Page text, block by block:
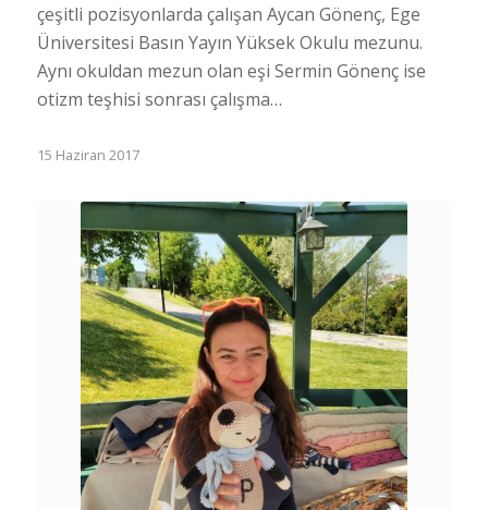
çeşitli pozisyonlarda çalışan Aycan Gönenç, Ege
Üniversitesi Basın Yayın Yüksek Okulu mezunu.
Aynı okuldan mezun olan eşi Sermin Gönenç ise
otizm teşhisi sonrası çalışma…
15 Haziran 2017